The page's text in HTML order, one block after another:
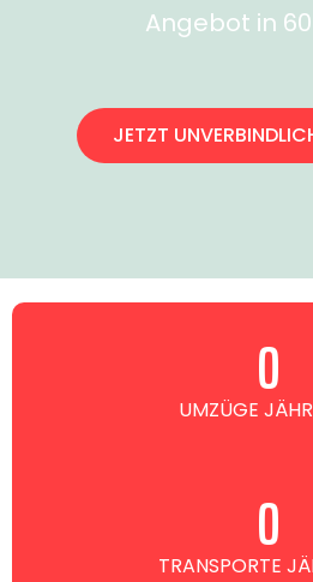
Angebot in
JETZT
UMZÜGE0
TRANSPORTE
0